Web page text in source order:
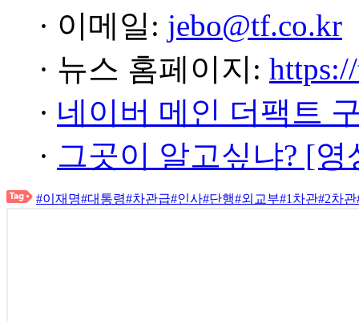
· 이메일: jebo@tf.co.kr
· 뉴스 홈페이지:
· 네이버 메인 더팩트
· 그곳이 알고싶냐? [
#이재명#대통령#차관급#인사#단행#외교부#1차관#2차관